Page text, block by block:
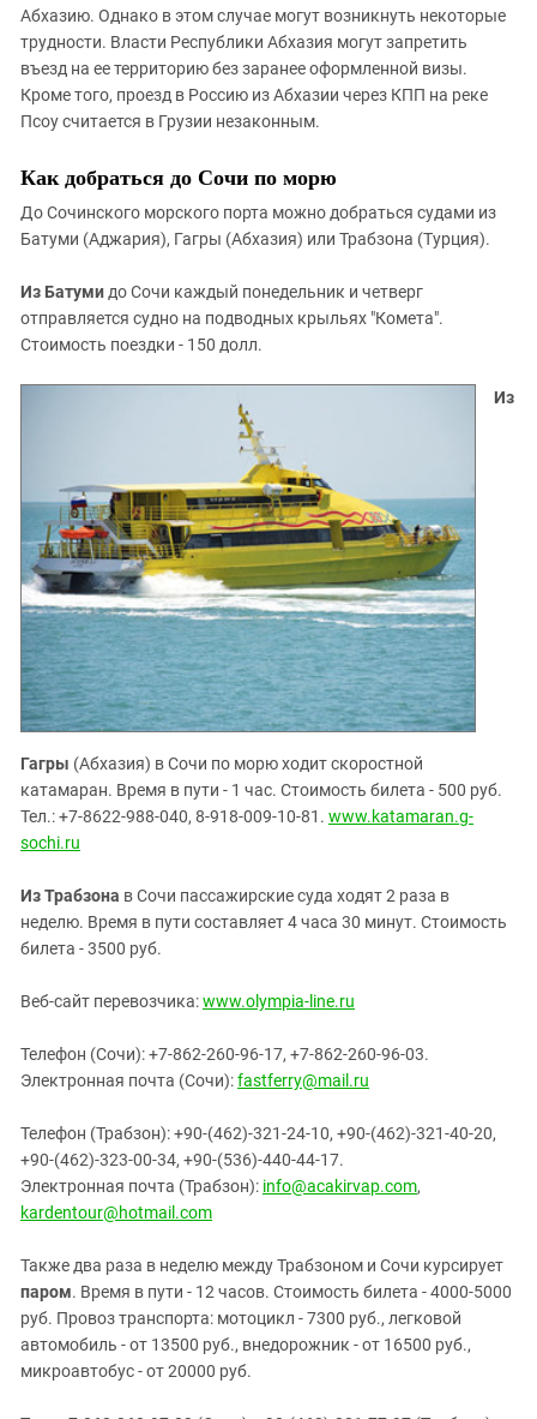
Абхазию. Однако в этом случае могут возникнуть некоторые
трудности. Власти Республики Абхазия могут запретить
въезд на ее территорию без заранее оформленной визы.
Кроме того, проезд в Россию из Абхазии через КПП на реке
Псоу считается в Грузии незаконным.
Как добраться до Сочи по морю
До Сочинского морского порта можно добраться судами из
Батуми (Аджария), Гагры (Абхазия) или Трабзона (Турция).
Из Батуми до Сочи каждый понедельник и четверг
отправляется судно на подводных крыльях "Комета".
Стоимость поездки - 150 долл.
Из
Гагры (Абхазия) в Сочи по морю ходит скоростной
катамаран. Время в пути - 1 час. Стоимость билета - 500 руб.
Тел.: +7-8622-988-040, 8-918-009-10-81. www.katamaran.g-
sochi.ru
Из Трабзона в Сочи пассажирские суда ходят 2 раза в
неделю. Время в пути составляет 4 часа 30 минут. Стоимость
билета - 3500 руб.
Веб-сайт перевозчика:www.olympia-line.ru
Телефон (Сочи): +7-862-260-96-17, +7-862-260-96-03.
Электронная почта (Сочи):fastferry@mail.ru
Телефон (Трабзон): +90-(462)-321-24-10, +90-(462)-321-40-20,
+90-(462)-323-00-34, +90-(536)-440-44-17.
Электронная почта (Трабзон): info@acakirvap.com,
kardentour@hotmail.com
Также два раза в неделю между Трабзоном и Сочи курсирует
паром. Время в пути - 12 часов. Стоимость билета - 4000-5000
руб. Провоз транспорта: мотоцикл - 7300 руб., легковой
автомобиль - от 13500 руб., внедорожник - от 16500 руб.,
микроавтобус - от 20000 руб.